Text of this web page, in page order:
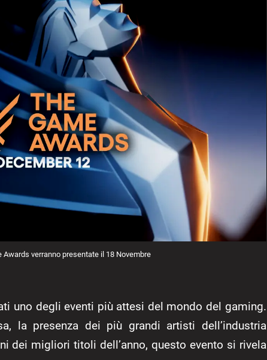
Awards verranno presentate il 18 Novembre
uno degli eventi più attesi del mondo del gaming.
la presenza dei più grandi artisti dell’industria
dei migliori titoli dell’anno, questo evento si rivela